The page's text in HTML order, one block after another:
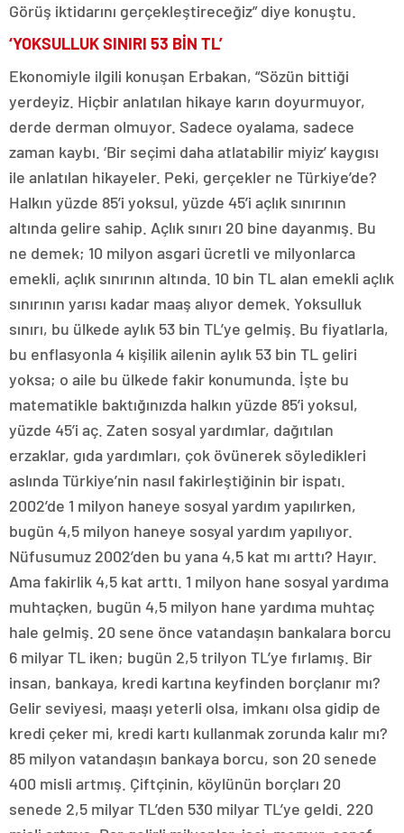
Görüş iktidarını gerçekleştireceğiz” diye konuştu.
‘YOKSULLUK SINIRI 53 BİN TL’
Ekonomiyle ilgili konuşan Erbakan, “Sözün bittiği
yerdeyiz. Hiçbir anlatılan hikaye karın doyurmuyor,
derde derman olmuyor. Sadece oyalama, sadece
zaman kaybı. ‘Bir seçimi daha atlatabilir miyiz’ kaygısı
ile anlatılan hikayeler. Peki, gerçekler ne Türkiye’de?
Halkın yüzde 85’i yoksul, yüzde 45’i açlık sınırının
altında gelire sahip. Açlık sınırı 20 bine dayanmış. Bu
ne demek; 10 milyon asgari ücretli ve milyonlarca
emekli, açlık sınırının altında. 10 bin TL alan emekli açlık
sınırının yarısı kadar maaş alıyor demek. Yoksulluk
sınırı, bu ülkede aylık 53 bin TL’ye gelmiş. Bu fiyatlarla,
bu enflasyonla 4 kişilik ailenin aylık 53 bin TL geliri
yoksa; o aile bu ülkede fakir konumunda. İşte bu
matematikle baktığınızda halkın yüzde 85’i yoksul,
yüzde 45’i aç. Zaten sosyal yardımlar, dağıtılan
erzaklar, gıda yardımları, çok övünerek söyledikleri
aslında Türkiye’nin nasıl fakirleştiğinin bir ispatı.
2002’de 1 milyon haneye sosyal yardım yapılırken,
bugün 4,5 milyon haneye sosyal yardım yapılıyor.
Nüfusumuz 2002’den bu yana 4,5 kat mı arttı? Hayır.
Ama fakirlik 4,5 kat arttı. 1 milyon hane sosyal yardıma
muhtaçken, bugün 4,5 milyon hane yardıma muhtaç
hale gelmiş. 20 sene önce vatandaşın bankalara borcu
6 milyar TL iken; bugün 2,5 trilyon TL’ye fırlamış. Bir
insan, bankaya, kredi kartına keyfinden borçlanır mı?
Gelir seviyesi, maaşı yeterli olsa, imkanı olsa gidip de
kredi çeker mi, kredi kartı kullanmak zorunda kalır mı?
85 milyon vatandaşın bankaya borcu, son 20 senede
400 misli artmış. Çiftçinin, köylünün borçları 20
senede 2,5 milyar TL’den 530 milyar TL’ye geldi. 220